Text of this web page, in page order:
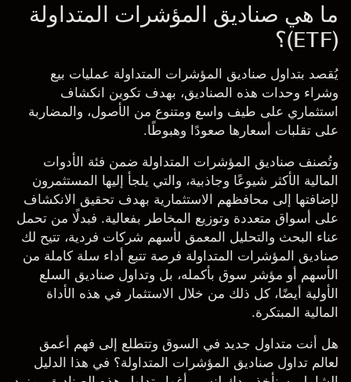
ما هي صناديق المؤشرات المتداولة
(ETF)؟
يُقصد بتداول صناديق المؤشرات المتداولة عمليات بيع
وشراء وحدات هذه الصناديق، بهدف تكوين انكشاف
استثماري على طيف واسع ومتنوع من الأصول، والمضاربة
على تقلبات أسعارها صعودًا وهبوطًا.
وتُصنف صناديق المؤشرات المتداولة ضمن فئة الأدوات
المالية الأكثر شيوعًا وجاذبية، والتي يلجأ إليها المستثمرون
لإضافتها إلى محافظهم الاستثمارية بهدف تحقيق الانكشاف
على أسواق متعددة وتوزيع المخاطر بفعالية. فبدلًا من تحمل
عناء البحث والتحليل المعمق لأسهم شركات فردية، تتيح لك
صناديق المؤشرات المتداولة فرصة تتبع أداء سلة كاملة من
الأسهم أو مؤشر سوق بأكمله، بل وتداول صناديق السلع
الأولية أيضًا، كل ذلك من خلال الاستثمار في هذه الأداة
المالية المبتكرة.
هل أنت متداول جديد في السوق وتتطلع إلى فهم أعمق
لعالم تداول صناديق المؤشرات المتداولة؟ في هذا الدليل